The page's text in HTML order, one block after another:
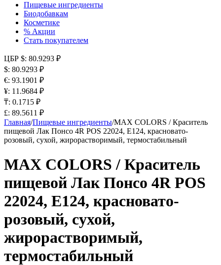
Пищевые ингредиенты
Биодобавкам
Косметике
% Акции
Стать покупателем
ЦБР $: 80.9293 ₽
$: 80.9293 ₽
€: 93.1901 ₽
¥: 11.9684 ₽
₸: 0.1715 ₽
£: 89.5611 ₽
Главная/Пищевые ингредиенты/MAX COLORS / Краситель
пищевой Лак Понсо 4R POS 22024, Е124, красновато-
розовый, сухой, жирорастворимый, термостабильный
MAX COLORS / Краситель
пищевой Лак Понсо 4R POS
22024, Е124, красновато-
розовый, сухой,
жирорастворимый,
термостабильный